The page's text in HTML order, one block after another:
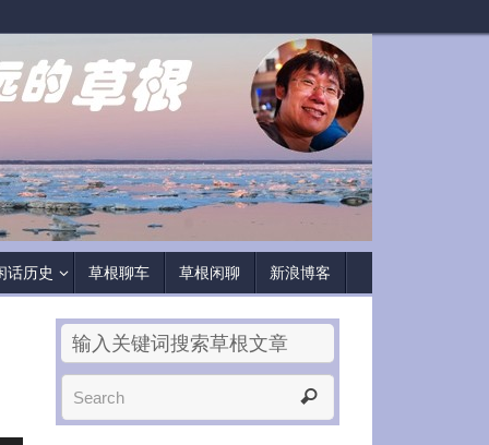
话历史 草根聊车 草根闲聊 新浪博客
输入关键词搜索草根文章